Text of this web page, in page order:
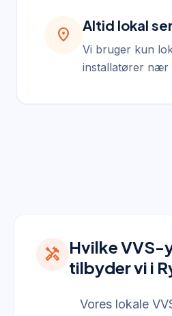
location_on
Altid lokal
Vi bruger kun
installatører nær
handyman Hvilke VVS-
tilbyder vi i
Vores lokale